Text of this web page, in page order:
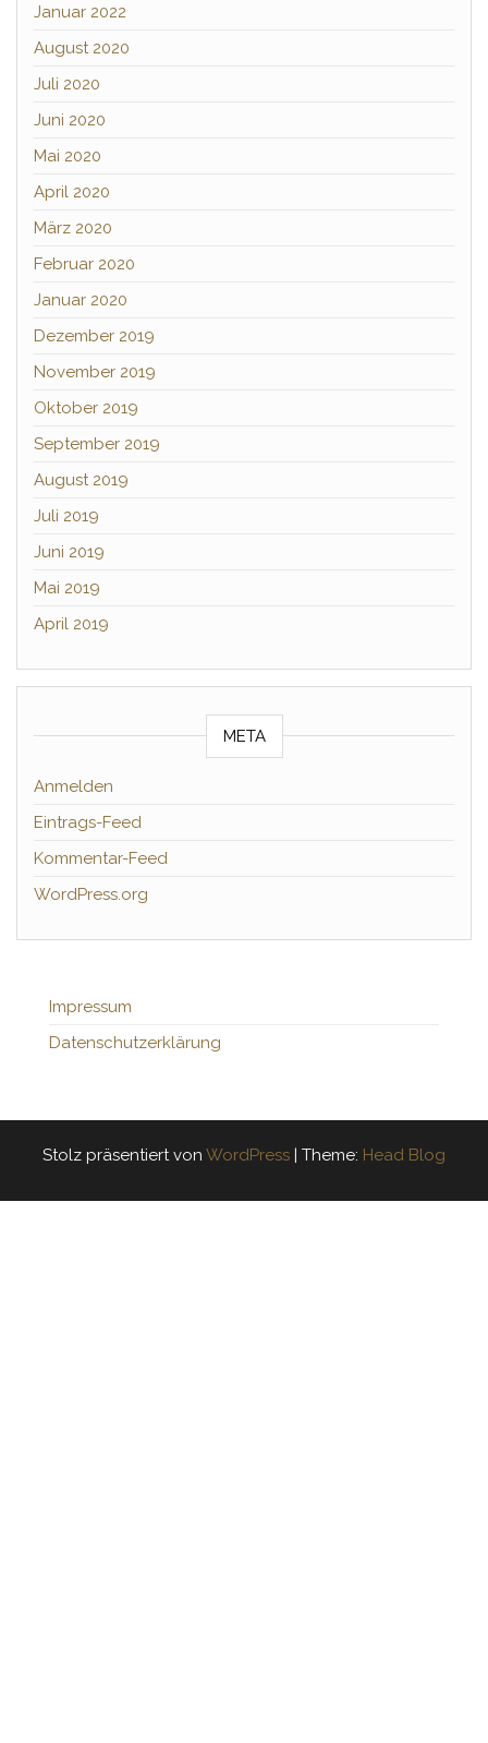
Januar 2022
August 2020
Juli 2020
Juni 2020
Mai 2020
April 2020
März 2020
Februar 2020
Januar 2020
Dezember 2019
November 2019
Oktober 2019
September 2019
August 2019
Juli 2019
Juni 2019
Mai 2019
April 2019
META
Anmelden
Eintrags-Feed
Kommentar-Feed
WordPress.org
Impressum
Datenschutzerklärung
Stolz präsentiert von WordPress | Theme: Head Blog